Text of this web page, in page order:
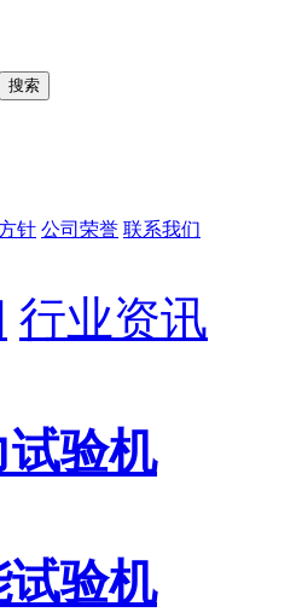
针 公司荣誉 联系我们
行业资讯
试验机
试验机